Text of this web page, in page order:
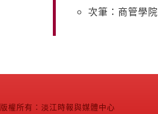
次筆：商管學
版權所有：淡江時報與媒體中心